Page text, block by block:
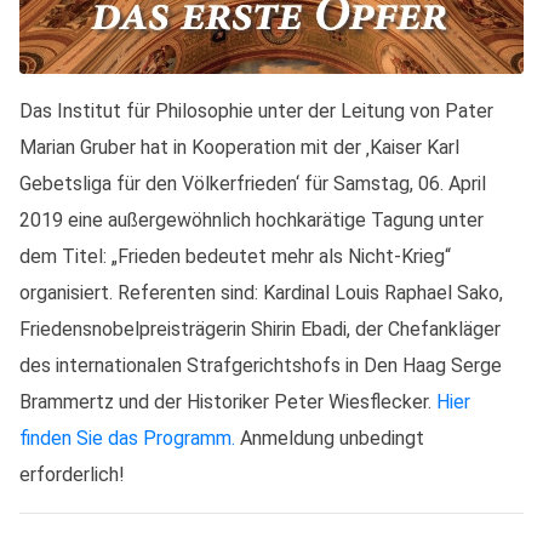
Das Institut für Philosophie unter der Leitung von Pater
Marian Gruber hat in Kooperation mit der ‚Kaiser Karl
Gebetsliga für den Völkerfrieden‘ für Samstag, 06. April
2019 eine außergewöhnlich hochkarätige Tagung unter
dem Titel: „Frieden bedeutet mehr als Nicht-Krieg“
organisiert. Referenten sind: Kardinal Louis Raphael Sako,
Friedensnobelpreisträgerin Shirin Ebadi, der Chefankläger
des internationalen Strafgerichtshofs in Den Haag Serge
Brammertz und der Historiker Peter Wiesflecker. Hier
finden Sie das Programm. Anmeldung unbedingt
erforderlich!